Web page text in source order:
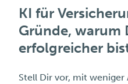
KI für
Gründe, warum
erfolgreicher
Stell Dir vor, mit